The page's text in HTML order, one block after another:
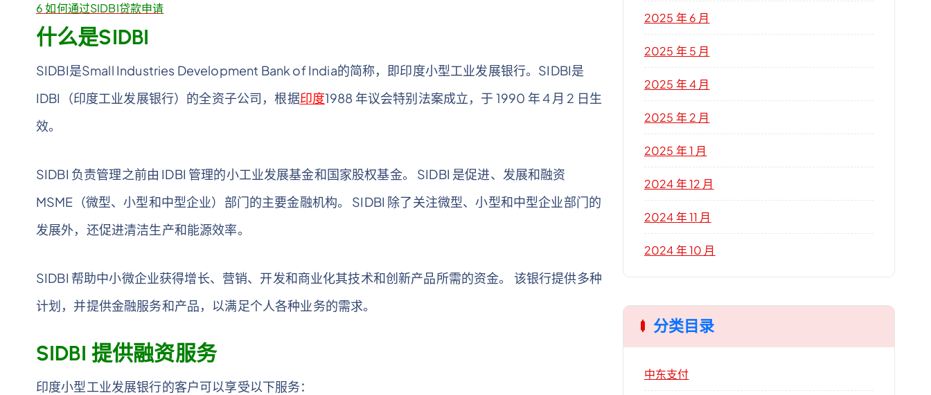
6 如何通过SIDBI贷款申请
什么是SIDBI
SIDBI是Small Industries Development Bank of India的简称，即印度小型工业发展银行。SIDBI是
IDBI（印度工业发展银行）的全资子公司，根据印度1988 年议会特别法案成立，于 1990 年 4 月 2 日生
效。
SIDBI 负责管理之前由 IDBI 管理的小工业发展基金和国家股权基金。 SIDBI 是促进、发展和融资
MSME（微型、小型和中型企业）部门的主要金融机构。 SIDBI 除了关注微型、小型和中型企业部门的
发展外，还促进清洁生产和能源效率。
SIDBI 帮助中小微企业获得增长、营销、开发和商业化其技术和创新产品所需的资金。 该银行提供多种
计划，并提供金融服务和产品，以满足个人各种业务的需求。
SIDBI 提供融资服务
印度小型工业发展银行的客户可以享受以下服务：
2025 年 6 月
2025 年 5 月
2025 年 4 月
2025 年 2 月
2025 年 1 月
2024 年 12 月
2024 年 11 月
2024 年 10 月
分类目录
中东支付